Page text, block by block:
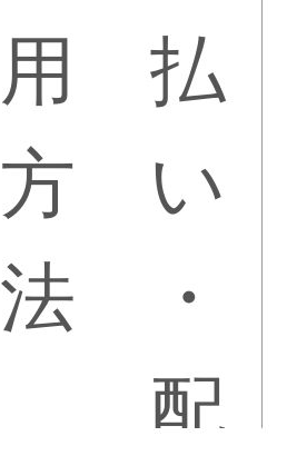
用
方
法
払
い
・
配